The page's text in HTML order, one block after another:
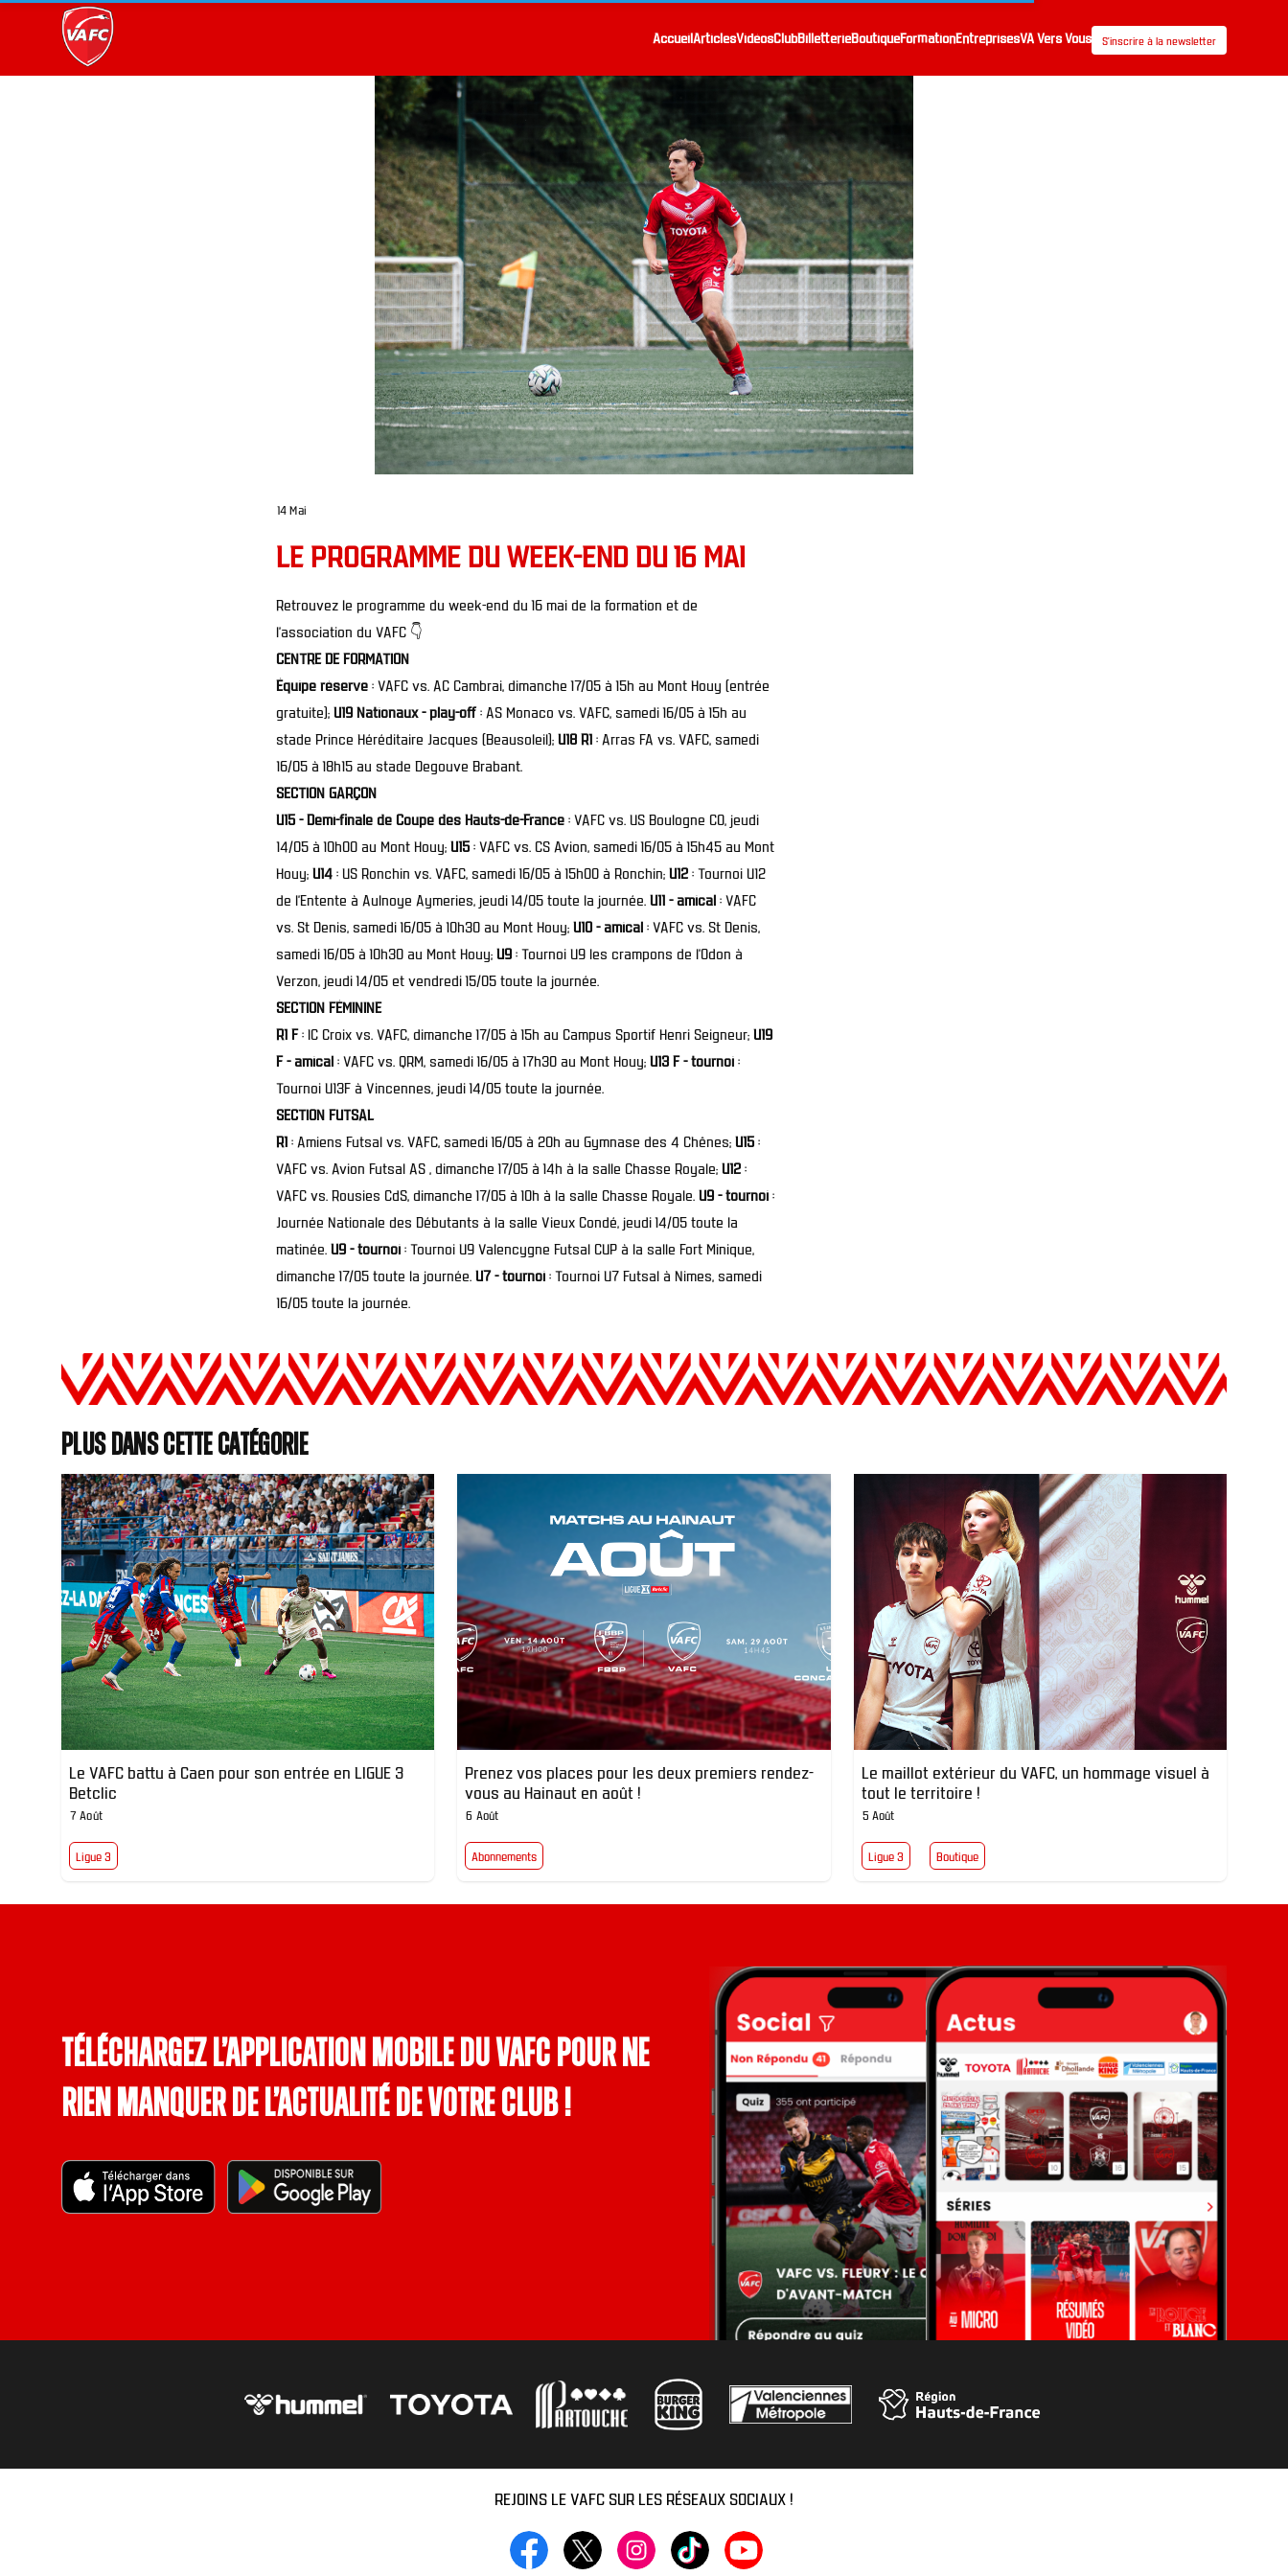
AccueilArticlesVidéosClubBilletterieBoutiqueFormationEntreprisesVA Vers Vous S’inscrire à la newsletter
14 Mai
LE PROGRAMME DU WEEK-END DU 16 MAI
Retrouvez le programme du week-end du 16 mai de la formation et de
l’association du VAFC 👇
CENTRE DE FORMATION
Équipe réserve : VAFC vs. AC Cambrai, dimanche 17/05 à 15h au Mont Houy (entrée
gratuite); U19 Nationaux - play-off : AS Monaco vs. VAFC, samedi 16/05 à 15h au
stade Prince Héréditaire Jacques (Beausoleil); U18 R1 : Arras FA vs. VAFC, samedi
16/05 à 18h15 au stade Degouve Brabant.
SECTION GARÇON
U15 - Demi-finale de Coupe des Hauts-de-France : VAFC vs. US Boulogne CO, jeudi
14/05 à 10h00 au Mont Houy; U15 : VAFC vs. CS Avion, samedi 16/05 à 15h45 au Mont
Houy; U14 : US Ronchin vs. VAFC, samedi 16/05 à 15h00 à Ronchin; U12 : Tournoi U12
de l’Entente à Aulnoye Aymeries, jeudi 14/05 toute la journée. U11 - amical : VAFC
vs. St Denis, samedi 16/05 à 10h30 au Mont Houy; U10 - amical : VAFC vs. St Denis,
samedi 16/05 à 10h30 au Mont Houy; U9 : Tournoi U9 les crampons de l’Odon à
Verzon, jeudi 14/05 et vendredi 15/05 toute la journée.
SECTION FÉMININE
R1 F: IC Croix vs. VAFC, dimanche 17/05 à 15h au Campus Sportif Henri Seigneur; U19
F - amical : VAFC vs. QRM, samedi 16/05 à 17h30 au Mont Houy; U13 F - tournoi :
Tournoi U13F à Vincennes, jeudi 14/05 toute la journée.
SECTION FUTSAL
R1 : Amiens Futsal vs. VAFC, samedi 16/05 à 20h au Gymnase des 4 Chênes; U15 :
VAFC vs. Avion Futsal AS , dimanche 17/05 à 14h à la salle Chasse Royale; U12 :
VAFC vs. Rousies CdS, dimanche 17/05 à 10h à la salle Chasse Royale. U9 - tournoi :
Journée Nationale des Débutants à la salle Vieux Condé, jeudi 14/05 toute la
matinée. U9 - tournoi : Tournoi U9 Valencygne Futsal CUP à la salle Fort Minique,
dimanche 17/05 toute la journée. U7 - tournoi : Tournoi U7 Futsal à Nimes, samedi
16/05 toute la journée.
Plus dans cette catégorie
Le VAFC battu à Caen pour son entrée en LIGUE 3
Betclic
7 Août
Ligue 3
Prenez vos places pour les deux premiers rendez-
vous au Hainaut en août !
6 Août
Abonnements
Le maillot extérieur du VAFC, un hommage visuel à
tout le territoire !
5 Août
Ligue 3 Boutique
Téléchargez l’application mobile du VAFC pour ne
rien manquer de l’actualité de votre club !
REJOINS LE VAFC SUR LES RÉSEAUX SOCIAUX !